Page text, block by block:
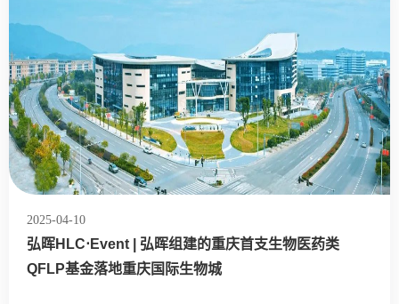
2025-04-10
弘晖HLC⋅Event | 弘晖组建的重庆首支生物医药类
QFLP基金落地重庆国际生物城